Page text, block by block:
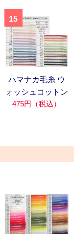
15
ハマナカ毛糸 ウ
ォッシュコットン
475円（税込）